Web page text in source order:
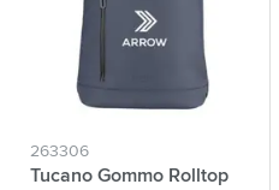
263306
Tucano Gommo Rolltop